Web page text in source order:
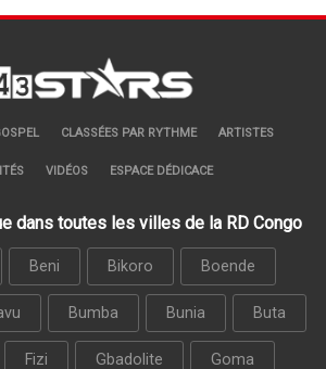
CLASSÉES PAR RYTHME ARTISTES
VIDÉOS ESPACE DÉDICACE
dans toutes les villes de la RD Congo
Beni Bikoro Boende
Bumba Bunia Buta
Fizi Gbadolite Goma